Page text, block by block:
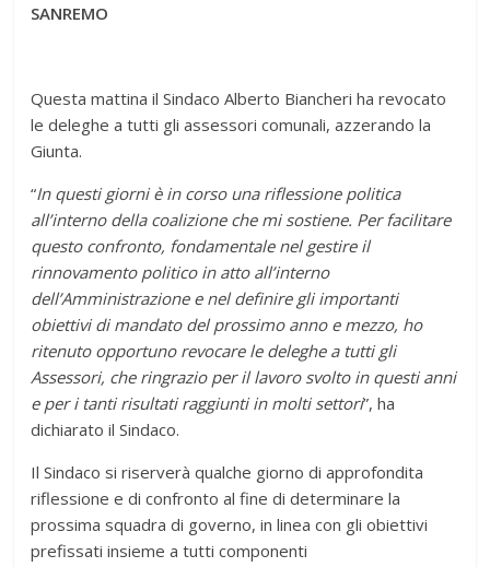
SANREMO
Questa mattina il Sindaco Alberto Biancheri ha revocato
le deleghe a tutti gli assessori comunali, azzerando la
Giunta.
“In questi giorni è in corso una riflessione politica
all’interno della coalizione che mi sostiene. Per facilitare
questo confronto, fondamentale nel gestire il
rinnovamento politico in atto all’interno
dell’Amministrazione e nel definire gli importanti
obiettivi di mandato del prossimo anno e mezzo, ho
ritenuto opportuno revocare le deleghe a tutti gli
Assessori, che ringrazio per il lavoro svolto in questi anni
e per i tanti risultati raggiunti in molti settori”, ha
dichiarato il Sindaco.
Il Sindaco si riserverà qualche giorno di approfondita
riflessione e di confronto al fine di determinare la
prossima squadra di governo, in linea con gli obiettivi
prefissati insieme a tutti componenti